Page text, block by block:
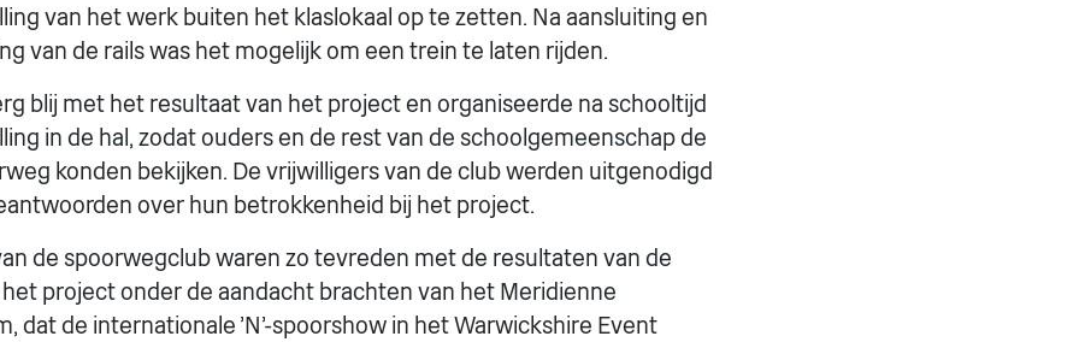
van het werk buiten het klaslokaal op te zetten. Na aansluiting en
van de rails was het mogelijk om een trein te laten rijden.
blij met het resultaat van het project en organiseerde na schooltijd
in de hal, zodat ouders en de rest van de schoolgemeenschap de
konden bekijken. De vrijwilligers van de club werden uitgenodigd
over hun betrokkenheid bij het project.
de spoorwegclub waren zo tevreden met de resultaten van de
project onder de aandacht brachten van het Meridienne
dat de internationale 'N'-spoorshow in het Warwickshire Event